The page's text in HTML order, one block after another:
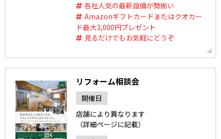
各社人気の最新設備が勢揃い
Amazonギフトカードまたはクオカー
ド最大3,000円プレゼント
見るだけでもお気軽にどうぞ
リフォーム相談会
開催日
店舗により異なります
（詳細ページに記載）